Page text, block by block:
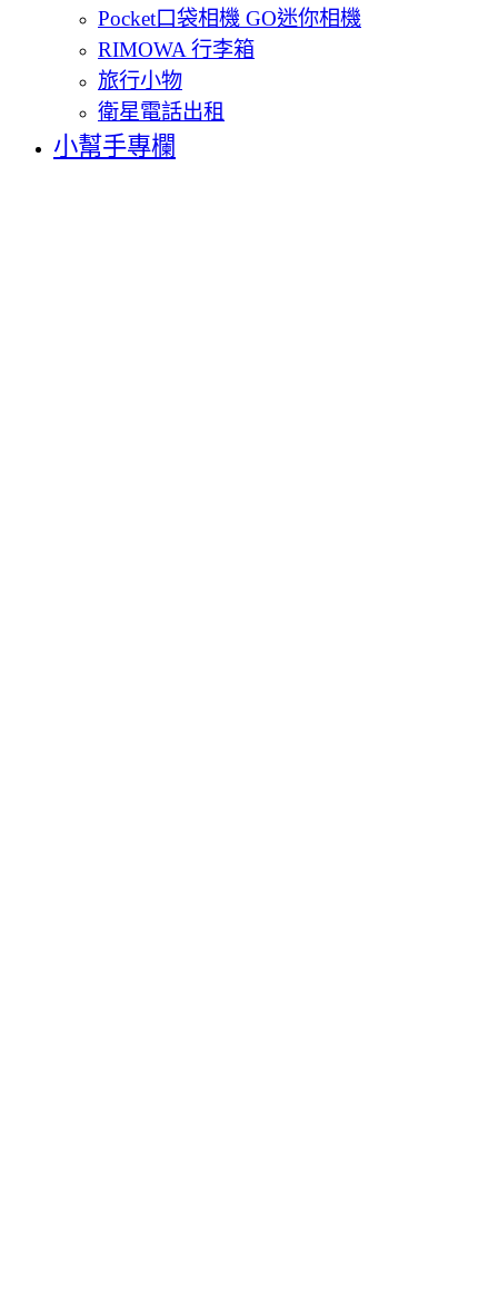
Pocket口袋相機 GO迷你相機
RIMOWA 行李箱
旅行小物
衛星電話出租
小幫手專欄